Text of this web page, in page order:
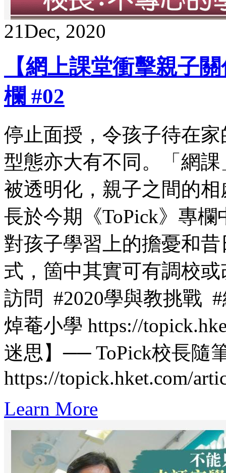
21Dec, 2020
【網上課堂衝擊親子
欄 #02
停止面授，令孩子待在
型態亦大有不同。「網
被透明化，親子之間的
長於今期《ToPick》專
對孩子學習上的擔憂和
式，箇中其實可有調校
訪問 #2020學與教挑戰
焯菴小學 https://
迷思】── ToPick校長隨
https://topick.hket.com/
Learn More